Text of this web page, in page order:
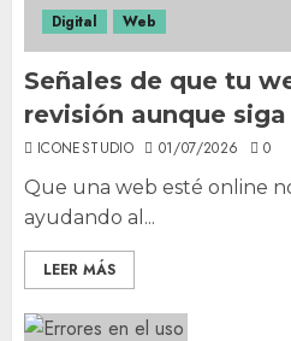
Digital Web
Señales de que tu
revisión aunque
ICONESTUDIO 01/07/2026 0
Que una web esté online
ayudando al...
LEER MÁS